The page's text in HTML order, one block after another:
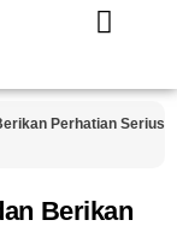
Perhatian Serius
Berikan